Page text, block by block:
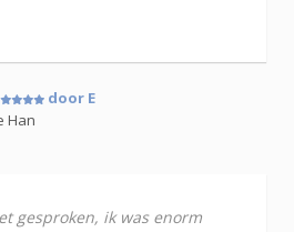
door E
Han
gesproken, ik was enorm